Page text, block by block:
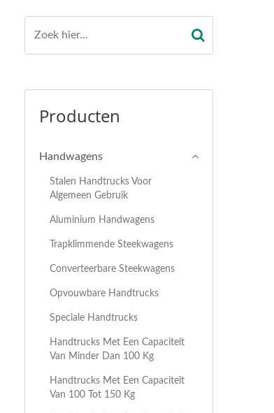
Producten
Handwagens
Stalen Handtrucks Voor
Algemeen Gebruik
Aluminium Handwagens
Trapklimmende Steekwagens
Converteerbare Steekwagens
Opvouwbare Handtrucks
Speciale Handtrucks
Handtrucks Met Een Capaciteit
Van Minder Dan 100 Kg
Handtrucks Met Een Capaciteit
Van 100 Tot 150 Kg